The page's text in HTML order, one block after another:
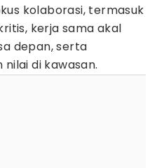
kolaborasi, termasuk
kerja sama akal
depan, serta
di kawasan.